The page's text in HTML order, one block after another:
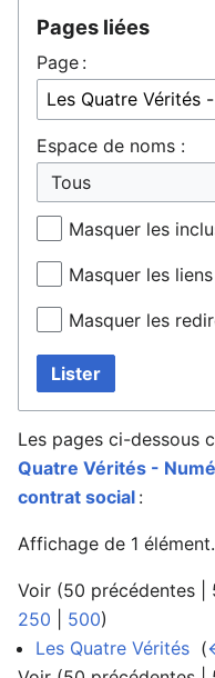
Pages liées
Page :
Espace de noms :
Masquer les
Masquer les liens
Masquer les
Lister
Les pages ci-dessous
Quatre Vérités -
contrat social :
Affichage de 1 élément.
Voir (50 précédentes
250
500)
Les Quatre Vérités (